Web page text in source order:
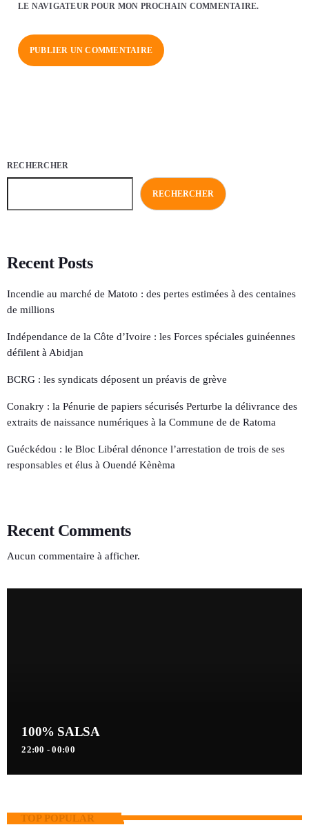
LE NAVIGATEUR POUR MON PROCHAIN COMMENTAIRE.
RECHERCHER
RECHERCHER
Recent Posts
Incendie au marché de Matoto : des pertes estimées à des centaines
de millions
Indépendance de la Côte d’Ivoire : les Forces spéciales guinéennes
défilent à Abidjan
BCRG : les syndicats déposent un préavis de grève
Conakry : la Pénurie de papiers sécurisés Perturbe la délivrance des
extraits de naissance numériques à la Commune de de Ratoma
Guéckédou : le Bloc Libéral dénonce l’arrestation de trois de ses
responsables et élus à Ouendé Kènèma
Recent Comments
Aucun commentaire à afficher.
100% SALSA
22:00 - 00:00
TOP POPULAR